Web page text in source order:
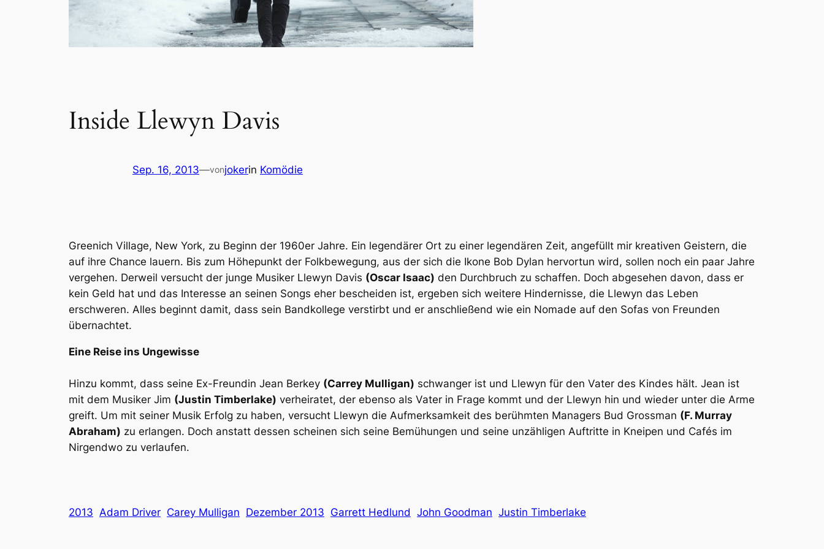
Inside Llewyn Davis
Sep. 16, 2013—vonjokerin Komödie
Greenich Village, New York, zu Beginn der 1960er Jahre. Ein legendärer Ort zu einer legendären Zeit, angefüllt mir kreativen Geistern, die
auf ihre Chance lauern. Bis zum Höhepunkt der Folkbewegung, aus der sich die Ikone Bob Dylan hervortun wird, sollen noch ein paar Jahre
vergehen. Derweil versucht der junge Musiker Llewyn Davis (Oscar Isaac) den Durchbruch zu schaffen. Doch abgesehen davon, dass er
kein Geld hat und das Interesse an seinen Songs eher bescheiden ist, ergeben sich weitere Hindernisse, die Llewyn das Leben
erschweren. Alles beginnt damit, dass sein Bandkollege verstirbt und er anschließend wie ein Nomade auf den Sofas von Freunden
übernachtet.
Eine Reise ins Ungewisse
Hinzu kommt, dass seine Ex-Freundin Jean Berkey (Carrey Mulligan) schwanger ist und Llewyn für den Vater des Kindes hält. Jean ist
mit dem Musiker Jim (Justin Timberlake) verheiratet, der ebenso als Vater in Frage kommt und der Llewyn hin und wieder unter die Arme
greift. Um mit seiner Musik Erfolg zu haben, versucht Llewyn die Aufmerksamkeit des berühmten Managers Bud Grossman (F. Murray
Abraham) zu erlangen. Doch anstatt dessen scheinen sich seine Bemühungen und seine unzähligen Auftritte in Kneipen und Cafés im
Nirgendwo zu verlaufen.
2013 Adam Driver Carey Mulligan Dezember 2013 Garrett Hedlund John Goodman Justin Timberlake